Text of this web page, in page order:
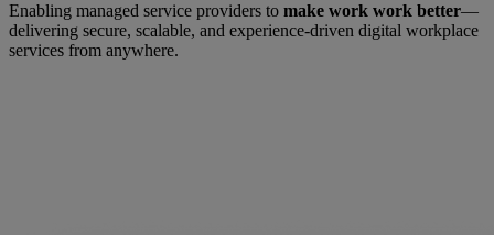
Enabling managed service providers to make work work better—
delivering secure, scalable, and experience-driven digital workplace
services from anywhere.